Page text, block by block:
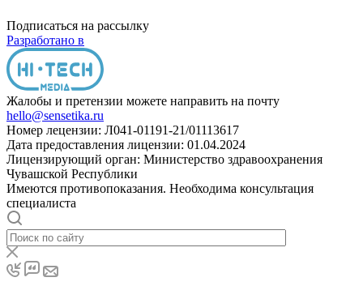
Подписаться на рассылку
Разработано в
Жалобы и претензии можете направить на почту
hello@sensetika.ru
Номер лецензии: Л041-01191-21/01113617
Дата предоставления лицензии: 01.04.2024
Лицензирующий орган: Министерство здравоохранения
Чувашской Республики
Имеются противопоказания. Необходима консультация
специалиста